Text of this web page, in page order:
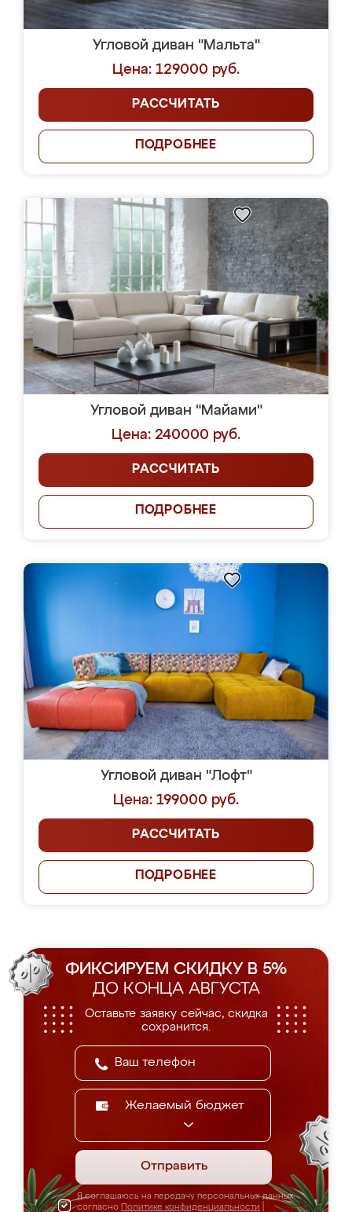
Угловой диван "Мальта"
Цена: 129000 руб.
РАССЧИТАТЬ
ПОДРОБНЕЕ
Угловой диван "Майами"
Цена: 240000 руб.
РАССЧИТАТЬ
ПОДРОБНЕЕ
Угловой диван "Лофт"
Цена: 199000 руб.
РАССЧИТАТЬ
ПОДРОБНЕЕ
ФИКСИРУЕМ СКИДКУ В 5%
ДО КОНЦА АВГУСТА
Оставьте заявку сейчас, скидка
сохранится.
Желаемый бюджет
Отправить
Я соглашаюсь на передачу персональных данных
согласно Политике конфиденциальности